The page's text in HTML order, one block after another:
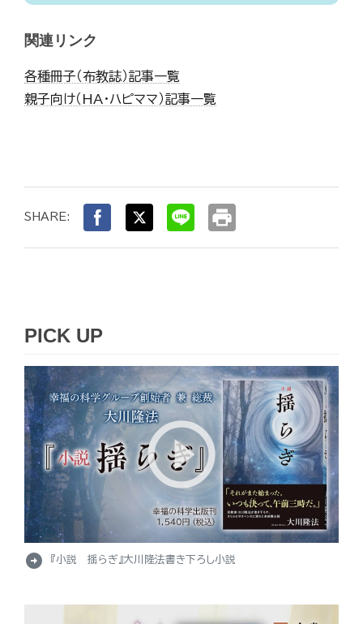
関連リンク
各種冊子（布教誌）記事一覧
親子向け（HA・ハピママ）記事一覧
SHARE: print
PICK UP
arrow_circle_right 『小説 揺らぎ』大川隆法書き下ろし小説